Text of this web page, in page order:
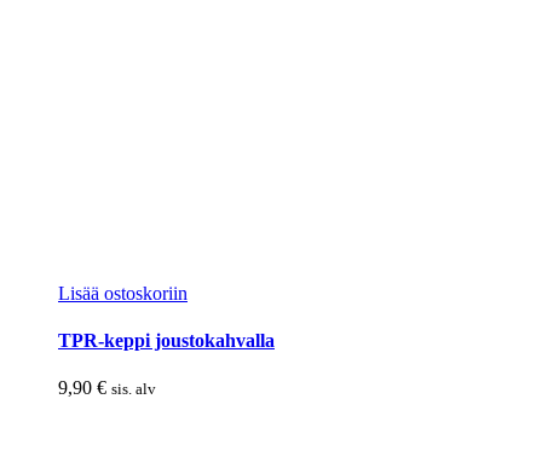
Lisää ostoskoriin
TPR-keppi joustokahvalla
9,90 € sis. alv